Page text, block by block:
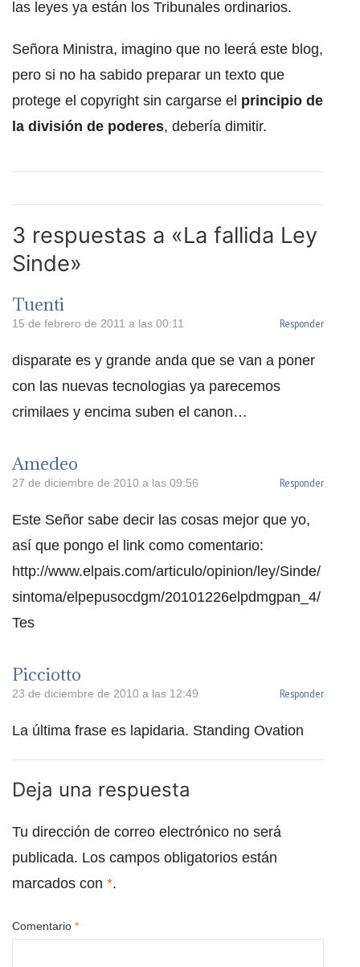
las leyes ya están los Tribunales ordinarios.
Señora Ministra, imagino que no leerá este blog,
pero si no ha sabido preparar un texto que
protege el copyright sin cargarse el principio de
la división de poderes, debería dimitir.
3 respuestas a «La fallida Ley
Sinde»
Tuenti
15 de febrero de 2011 a las 00:11 Responder
disparate es y grande anda que se van a poner
con las nuevas tecnologias ya parecemos
crimilaes y encima suben el canon…
Amedeo
27 de diciembre de 2010 a las 09:56 Responder
Este Señor sabe decir las cosas mejor que yo,
así que pongo el link como comentario:
http://www.elpais.com/articulo/opinion/ley/Sinde/
sintoma/elpepusocdgm/20101226elpdmgpan_4/
Tes
Picciotto
23 de diciembre de 2010 a las 12:49 Responder
La última frase es lapidaria. Standing Ovation
Deja una respuesta
Tu dirección de correo electrónico no será
publicada. Los campos obligatorios están
marcados con *.
Comentario *